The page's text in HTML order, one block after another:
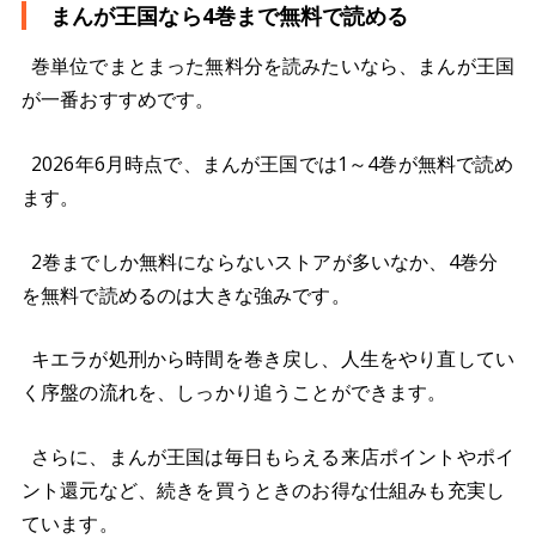
まんが王国なら4巻まで無料で読める
巻単位でまとまった無料分を読みたいなら、まんが王国
が一番おすすめです。
2026年6月時点で、まんが王国では1～4巻が無料で読め
ます。
2巻までしか無料にならないストアが多いなか、4巻分
を無料で読めるのは大きな強みです。
キエラが処刑から時間を巻き戻し、人生をやり直してい
く序盤の流れを、しっかり追うことができます。
さらに、まんが王国は毎日もらえる来店ポイントやポイ
ント還元など、続きを買うときのお得な仕組みも充実し
ています。